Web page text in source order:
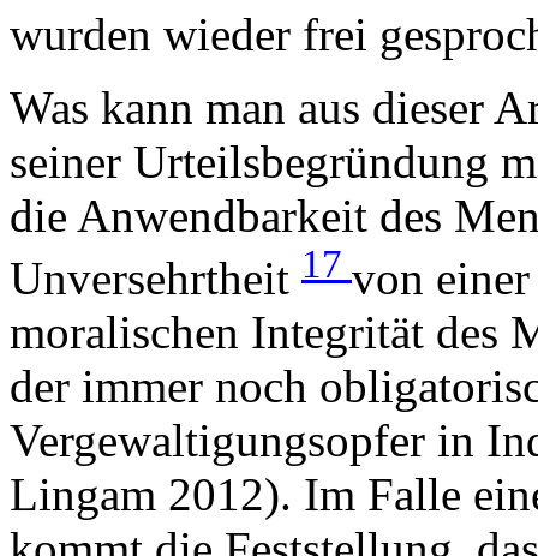
wurden wieder frei
Was kann man aus dieser
seiner Urteilsbegründung
die Anwendbarkeit des
Unversehrtheit 17 von
moralischen Integrität des
der immer noch
Vergewaltigungsopfer in
Lingam 2012). Im Falle